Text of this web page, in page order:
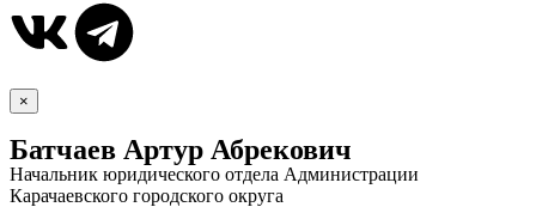
×
Батчаев Артур Абрекович
Начальник юридического отдела Администрации
Карачаевского городского округа